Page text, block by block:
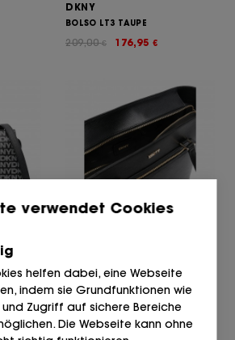
DKNY
BOLSO LT3 TAUPE
176,95 €
209,00€
221,00€
265,00 €
verwendet Cookies
helfen dabei, eine Webseite
indem sie Grundfunktionen wie
Zugriff auf sichere Bereiche
Die Webseite kann ohne